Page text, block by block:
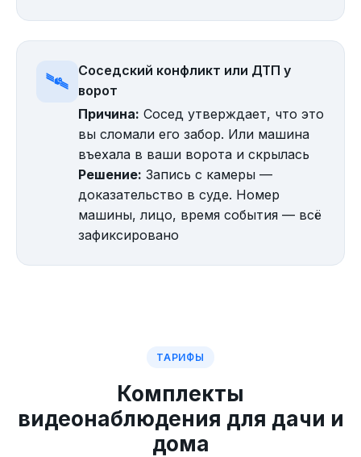
🛰️
Соседский конфликт или ДТП у
ворот
Причина: Сосед утверждает, что это
вы сломали его забор. Или машина
въехала в ваши ворота и скрылась
Решение: Запись с камеры —
доказательство в суде. Номер
машины, лицо, время события — всё
зафиксировано
ТАРИФЫ
Комплекты
видеонаблюдения для дачи и
дома